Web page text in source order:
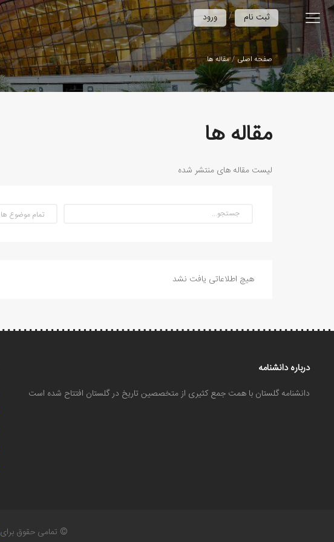
ورود / ثبت نام
صفحه اصلی مقاله ها
مقاله ها
لیست مقاله های منتشر شده
هیچ اطلاعاتی یافت نشد
درباره دانشنامه
دانشنامه گلستان با همت جمع کثیری از متخصصین تاریخ در گلستان افتتاح شده است
© تمامی حقوق برای